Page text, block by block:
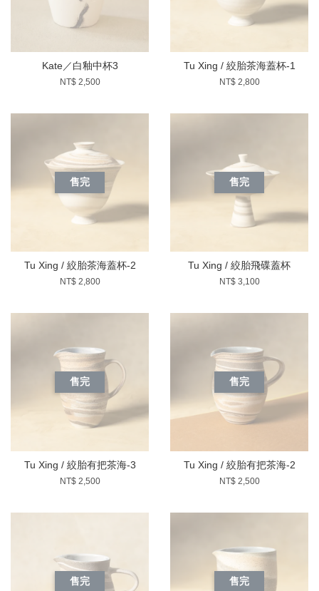
Kate／白釉中杯3
NT$ 2,500
Tu Xing / 絞胎茶海蓋杯-1
NT$ 2,800
售完
Tu Xing / 絞胎茶海蓋杯-2
NT$ 2,800
售完
Tu Xing / 絞胎飛碟蓋杯
NT$ 3,100
售完
Tu Xing / 絞胎有把茶海-3
NT$ 2,500
售完
Tu Xing / 絞胎有把茶海-2
NT$ 2,500
售完 售完